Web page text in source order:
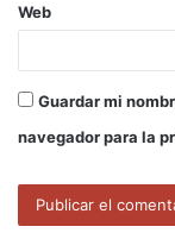
Web
Guardar mi
navegador para la